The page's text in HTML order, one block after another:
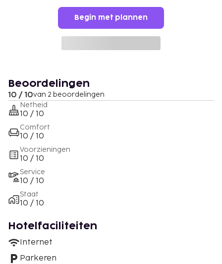
Begin met plannen
Beoordelingen
10 / 10van 2 beoordelingen
Netheid
10 / 10
Comfort
10 / 10
Voorzieningen
10 / 10
Service
10 / 10
Staat
10 / 10
Hotelfaciliteiten
Internet
Parkeren